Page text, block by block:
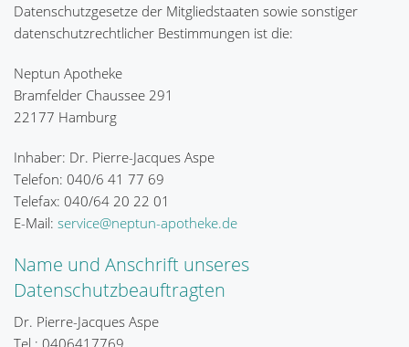
Datenschutzgesetze der Mitgliedstaaten sowie sonstiger
datenschutzrechtlicher Bestimmungen ist die:
Neptun Apotheke
Bramfelder Chaussee 291
22177 Hamburg
Inhaber: Dr. Pierre-Jacques Aspe
Telefon: 040/6 41 77 69
Telefax: 040/64 20 22 01
E-Mail: service@neptun-apotheke.de
Name und Anschrift unseres
Datenschutzbeauftragten
Dr. Pierre-Jacques Aspe